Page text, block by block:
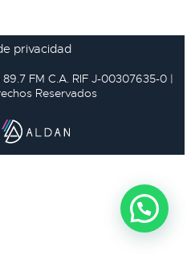
privacidad
FM C.A. RIF J-00307635-0 |
Reservados